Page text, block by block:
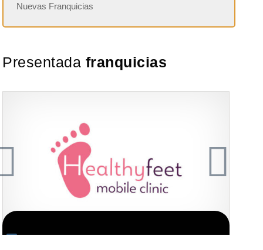
Nuevas Franquicias
Presentada franquicias